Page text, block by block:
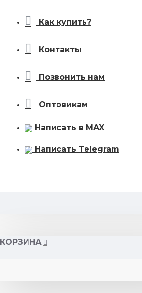
Как купить?
Контакты
Позвонить нам
Оптовикам
Написать в MAX
Написать Telegram
КОРЗИНА